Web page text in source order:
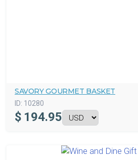
SAVORY GOURMET BASKET
ID: 10280
$ 194.95